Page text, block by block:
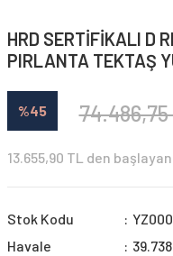
HRD SERTİFİKALI D
PIRLANTA TEKTAŞ
%45
13.655,90 TL den
Stok Kodu
Havale